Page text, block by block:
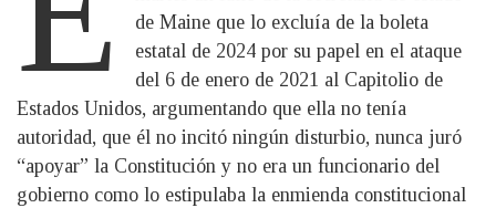
de Maine que lo excluía de la boleta
estatal de 2024 por su papel en el ataque
del 6 de enero de 2021 al Capitolio de
Estados Unidos, argumentando que ella no tenía
autoridad, que él no incitó ningún disturbio, nunca juró
“apoyar” la Constitución y no era un funcionario del
gobierno como lo estipulaba la enmienda constitucional